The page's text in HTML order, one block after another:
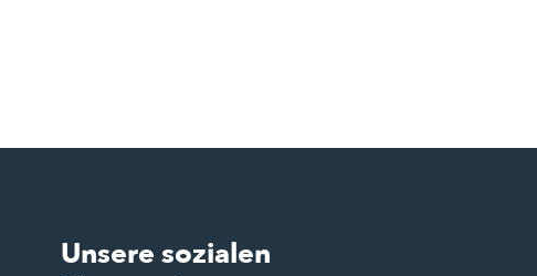
Unsere sozialen